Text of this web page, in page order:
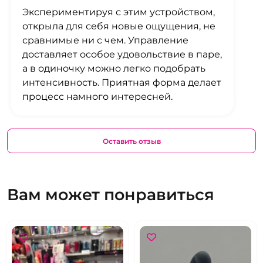
Экспериментируя с этим устройством,
открыла для себя новые ощущения, не
сравнимые ни с чем. Управление
доставляет особое удовольствие в паре,
а в одиночку можно легко подобрать
интенсивность. Приятная форма делает
процесс намного интересней.
Оставить отзыв
Вам может понравиться